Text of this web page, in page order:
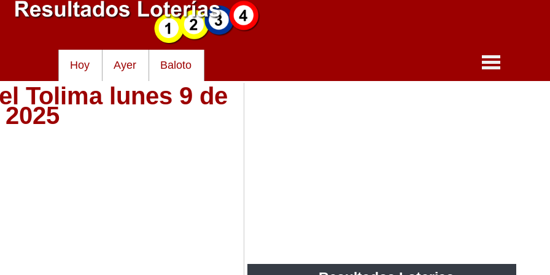
Hoy Ayer Baloto
Tolima lunes 9 de